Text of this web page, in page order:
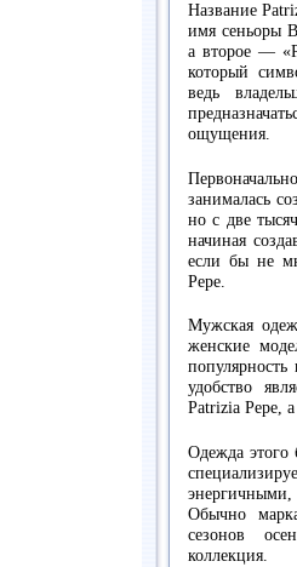
Название
имя сеньоры
а второе —
который
ведь
ощущения.
занималась
но с две
начиная
если бы не
Pepe.
Мужская
женские
удобство
Patrizia Pepe,
Одежда этого
Обычно
сезонов
коллекция.